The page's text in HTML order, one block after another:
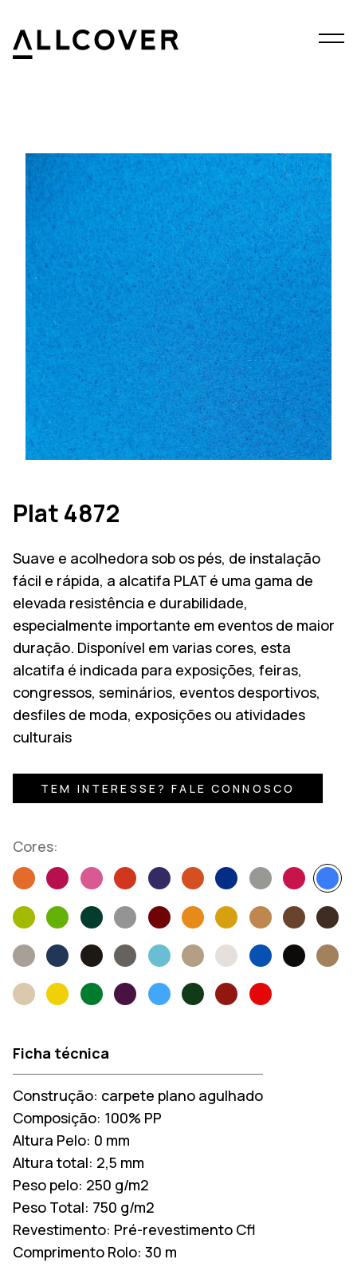
Menu
Plat 4872
Suave e acolhedora sob os pés, de instalação
fácil e rápida, a alcatifa PLAT é uma gama de
elevada resistência e durabilidade,
especialmente importante em eventos de maior
duração. Disponível em varias cores, esta
alcatifa é indicada para exposições, feiras,
congressos, seminários, eventos desportivos,
desfiles de moda, exposições ou atividades
culturais
TEM INTERESSE? FALE CONNOSCO
Cores:
Ficha técnica
Construção: carpete plano agulhado
Composição: 100% PP
Altura Pelo: 0 mm
Altura total: 2,5 mm
Peso pelo: 250 g/m2
Peso Total: 750 g/m2
Revestimento: Pré-revestimento Cfl
Comprimento Rolo: 30 m